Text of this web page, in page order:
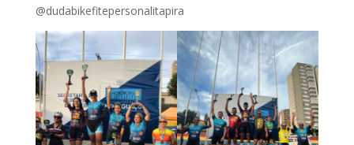
@dudabikefitepersonalitapira